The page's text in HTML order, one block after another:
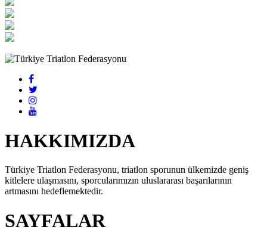
HAKKIMIZDA
Türkiye Triatlon Federasyonu, triatlon sporunun ülkemizde geniş
kitlelere ulaşmasını, sporcularımızın uluslararası başarılarının
artmasını hedeflemektedir.
SAYFALAR